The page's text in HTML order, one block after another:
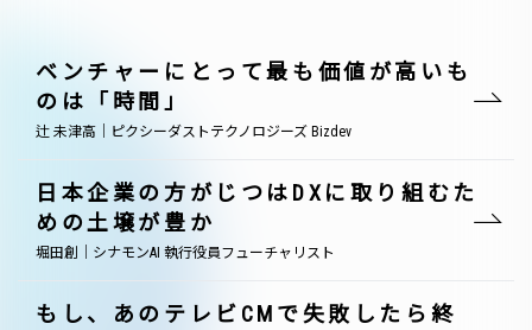
ベンチャーにとって最も価値が高いも
のは「時間」
辻 未津高｜ピクシーダストテクノロジーズ Bizdev
日本企業の方がじつはDXに取り組むた
めの土壌が豊か
堀田創｜シナモンAI 執行役員フューチャリスト
もし、あのテレビCMで失敗したら終